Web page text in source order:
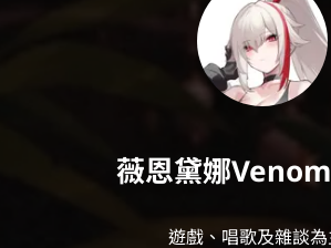
薇恩黛娜
遊戲、唱歌及雜談